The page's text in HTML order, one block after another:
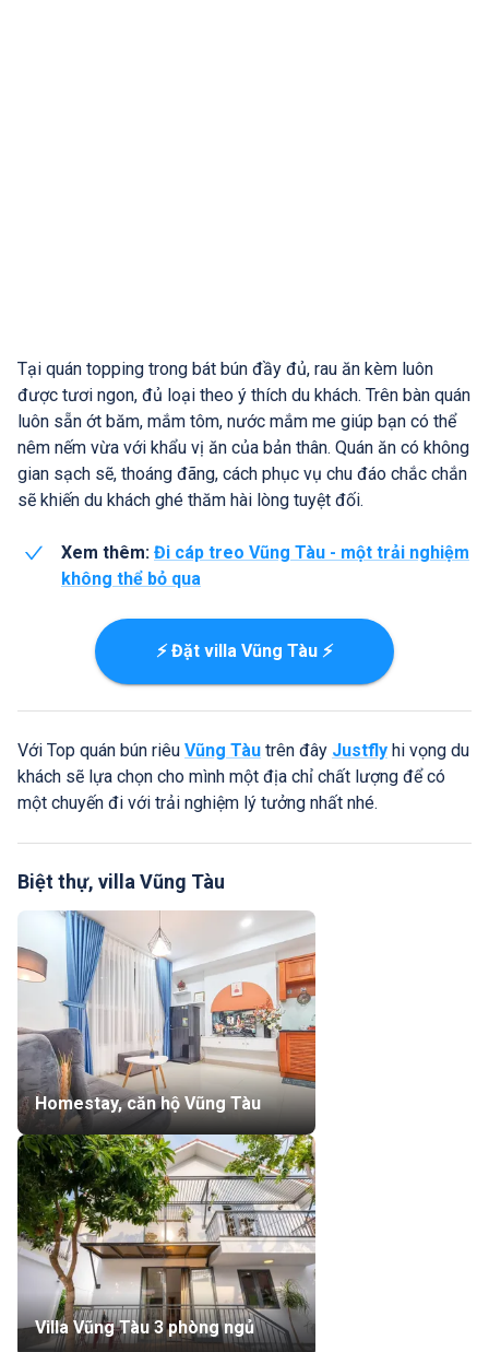
Tại quán topping trong bát bún đầy đủ, rau ăn kèm luôn
được tươi ngon, đủ loại theo ý thích du khách. Trên bàn quán
luôn sẵn ớt băm, mắm tôm, nước mắm me giúp bạn có thể
nêm nếm vừa với khẩu vị ăn của bản thân. Quán ăn có không
gian sạch sẽ, thoáng đãng, cách phục vụ chu đáo chắc chắn
sẽ khiến du khách ghé thăm hài lòng tuyệt đối.
Xem thêm: Đi cáp treo Vũng Tàu - một trải nghiệm
không thể bỏ qua
⚡ Đặt villa Vũng Tàu ⚡
Với Top quán bún riêu Vũng Tàu trên đây Justfly hi vọng du
khách sẽ lựa chọn cho mình một địa chỉ chất lượng để có
một chuyến đi với trải nghiệm lý tưởng nhất nhé.
Biệt thự, villa Vũng Tàu
Homestay, căn hộ Vũng Tàu
Villa Vũng Tàu 3 phòng ngủ